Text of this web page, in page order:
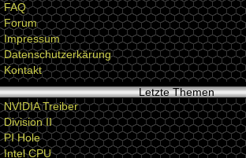
FAQ
Forum
Impressum
Datenschutzerkärung
Kontakt
Letzte Themen
NVIDIA Treiber
Division II
PI Hole
Intel CPU